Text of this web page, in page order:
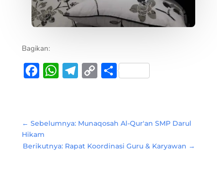
Bagikan:
Facebook
WhatsApp
Telegram
CopyShare
← Sebelumnya: Munaqosah Al-Qur'an SMP Darul
Hikam
Berikutnya: Rapat Koordinasi Guru & Karyawan →